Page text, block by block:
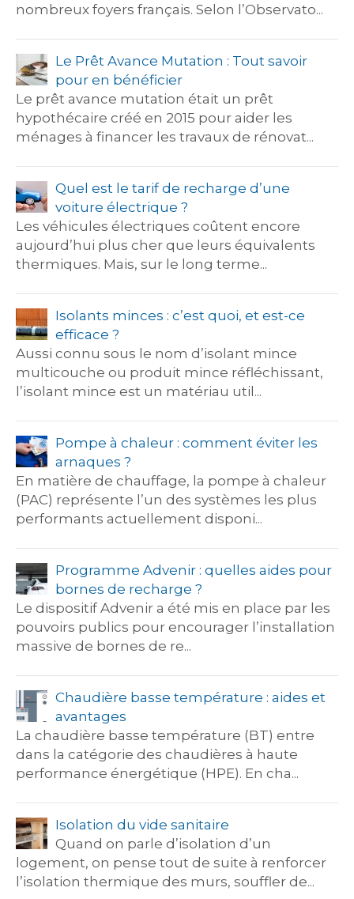
nombreux foyers français. Selon l’Observato...
Le Prêt Avance Mutation : Tout savoir
pour en bénéficier
Le prêt avance mutation était un prêt
hypothécaire créé en 2015 pour aider les
ménages à financer les travaux de rénovat...
Quel est le tarif de recharge d’une
voiture électrique ?
Les véhicules électriques coûtent encore
aujourd’hui plus cher que leurs équivalents
thermiques. Mais, sur le long terme...
Isolants minces : c’est quoi, et est-ce
efficace ?
Aussi connu sous le nom d’isolant mince
multicouche ou produit mince réfléchissant,
l’isolant mince est un matériau util...
Pompe à chaleur : comment éviter les
arnaques ?
En matière de chauffage, la pompe à chaleur
(PAC) représente l’un des systèmes les plus
performants actuellement disponi...
Programme Advenir : quelles aides pour
bornes de recharge ?
Le dispositif Advenir a été mis en place par les
pouvoirs publics pour encourager l’installation
massive de bornes de re...
Chaudière basse température : aides et
avantages
La chaudière basse température (BT) entre
dans la catégorie des chaudières à haute
performance énergétique (HPE). En cha...
Isolation du vide sanitaire
Quand on parle d’isolation d’un
logement, on pense tout de suite à renforcer
l’isolation thermique des murs, souffler de...